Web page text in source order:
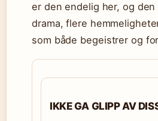
er den endelig her, og
drama, flere
som både begeistrer og
IKKE GA GLIPP AV